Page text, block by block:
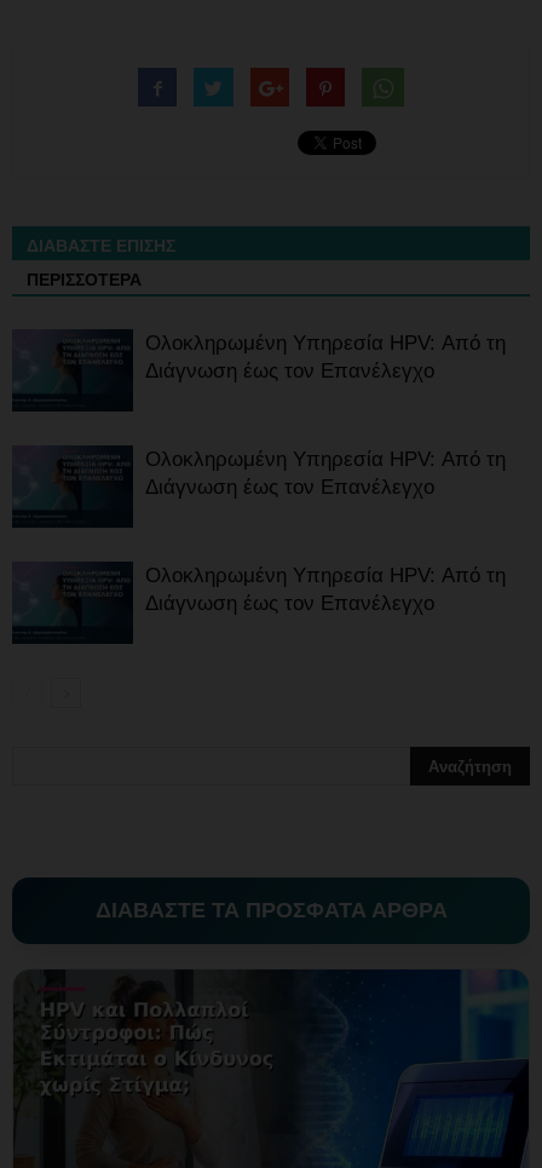
ΔΙΑΒΑΣΤΕ ΕΠΙΣΗΣ
ΠΕΡΙΣΣΟΤΕΡΑ
Ολοκληρωμένη Υπηρεσία HPV: Από τη
Διάγνωση έως τον Επανέλεγχο
Ολοκληρωμένη Υπηρεσία HPV: Από τη
Διάγνωση έως τον Επανέλεγχο
Ολοκληρωμένη Υπηρεσία HPV: Από τη
Διάγνωση έως τον Επανέλεγχο
ΔΙΑΒΑΣΤΕ ΤΑ ΠΡΟΣΦΑΤΑ ΑΡΘΡΑ